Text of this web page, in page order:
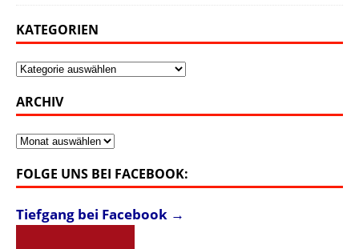
KATEGORIEN
Kategorien
ARCHIV
Archiv
FOLGE UNS BEI FACEBOOK:
Tiefgang bei Facebook →